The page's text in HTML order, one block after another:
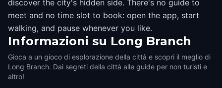
discover the city's hidden side. There's no guide to
meet and no time slot to book: open the app, start
walking, and pause whenever you like.
Informazioni su Long Branch
Gioca a un gioco di esplorazione della città e scopri il meglio di
Long Branch. Dai segreti della città alle guide per non turisti e
altro!